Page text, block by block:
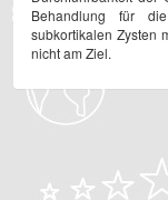
Behandlung für
subkortikalen Zysten
nicht am Ziel.